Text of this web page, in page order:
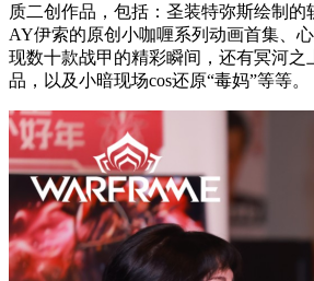
质二创作品，包括：圣装特弥斯绘制的
AY伊索的原创小咖喱系列动画首集、
现数十款战甲的精彩瞬间，还有冥河之
品，以及小暗现场cos还原“毒妈”等等。